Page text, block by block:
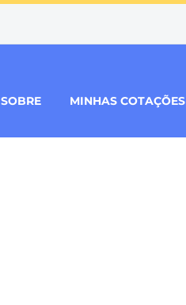
SOBRE MINHAS COTAÇÕES